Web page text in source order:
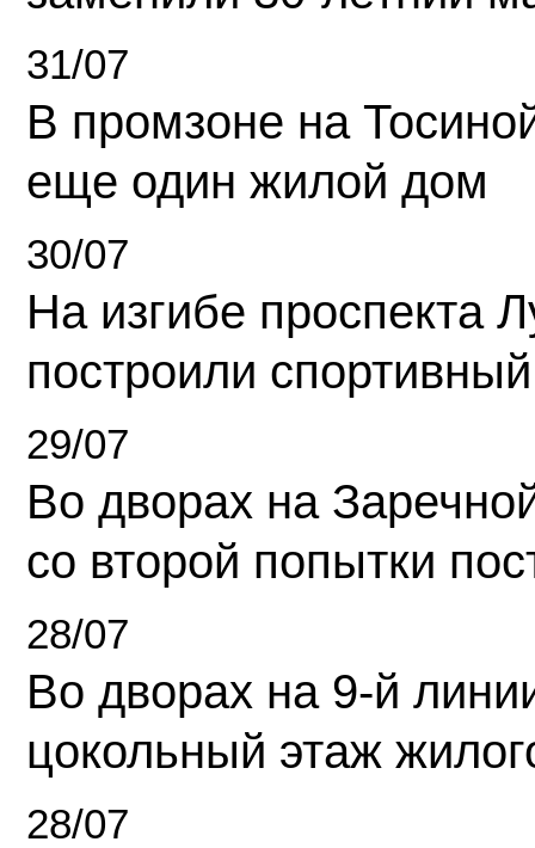
31/07
В промзоне на
еще один жилой дом
30/07
На изгибе проспекта
построили
29/07
Во дворах на
со второй попытки
28/07
Во дворах на 9-й
цокольный этаж
28/07